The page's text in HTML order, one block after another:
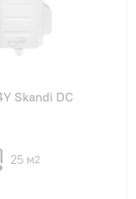
Skandi DC
25 м2